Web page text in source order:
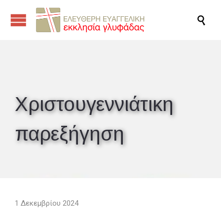

Χριστουγεννιάτικη
παρεξήγηση
1 Δεκεμβρίου 2024